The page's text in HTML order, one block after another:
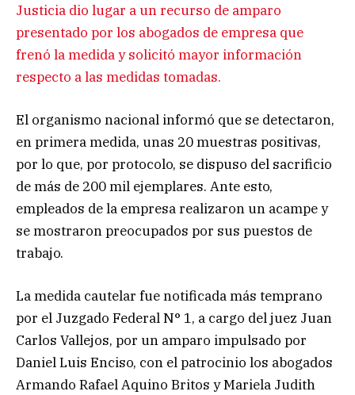
Justicia dio lugar a un recurso de amparo
presentado por los abogados de empresa que
frenó la medida y solicitó mayor información
respecto a las medidas tomadas.
El organismo nacional informó que se detectaron,
en primera medida, unas 20 muestras positivas,
por lo que, por protocolo, se dispuso del sacrificio
de más de 200 mil ejemplares. Ante esto,
empleados de la empresa realizaron un acampe y
se mostraron preocupados por sus puestos de
trabajo.
La medida cautelar fue notificada más temprano
por el Juzgado Federal N° 1, a cargo del juez Juan
Carlos Vallejos, por un amparo impulsado por
Daniel Luis Enciso, con el patrocinio los abogados
Armando Rafael Aquino Britos y Mariela Judith